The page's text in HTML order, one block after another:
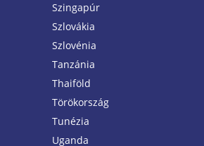
Szingapúr
Szlovákia
Szlovénia
Tanzánia
Thaiföld
Törökország
Tunézia
Uganda